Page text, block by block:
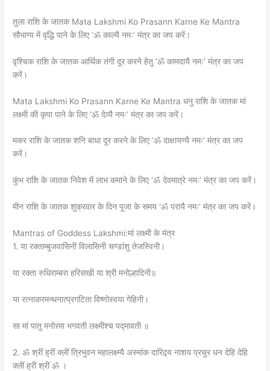
तुला राशि के जातक Mata Lakshmi Ko Prasann Karne Ke Mantra
सौभाग्य में वृद्धि पाने के लिए ‘ॐ काल्यै नमः’ मंत्र का जप करें।
वृश्चिक राशि के जातक आर्थिक तंगी दूर करने हेतु ‘ॐ कामदायै नमः’ मंत्र का जप
करें।
Mata Lakshmi Ko Prasann Karne Ke Mantra धनु राशि के जातक मां
लक्ष्मी की कृपा पाने के लिए ‘ॐ देव्यै नमः’ मंत्र का जप करें।
मकर राशि के जातक शनि बाधा दूर करने के लिए ‘ॐ दाक्षायण्यै नमः’ मंत्र का जप
करें।
कुंभ राशि के जातक निवेश में लाभ कमाने के लिए ‘ॐ देवमात्रे नमः’ मंत्र का जप करें।
मीन राशि के जातक शुक्रवार के दिन पूजा के समय ‘ॐ परायै नमः’ मंत्र का जप करें।
Mantras of Goddess Lakshmi:मां लक्ष्मी के मंत्र
1. या रक्ताम्बुजवासिनी विलासिनी चण्डांशु तेजस्विनी।
या रक्ता रुधिराम्बरा हरिसखी या श्री मनोल्हादिनी॥
या रत्नाकरमन्थनात्प्रगटिता विष्णोस्वया गेहिनी।
सा मां पातु मनोरमा भगवती लक्ष्मीश्च पद्मावती ॥
2. ॐ श्रीं ह्रीं क्लीं त्रिभुवन महालक्ष्म्यै अस्मांक दारिद्र्य नाशय प्रचुर धन देहि देहि
क्लीं ह्रीं श्रीं ॐ ।